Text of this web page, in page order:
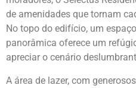
de amenidades que tornam
No topo do edifício, um
panorâmica oferece um
apreciar o cenário
A área de lazer, com